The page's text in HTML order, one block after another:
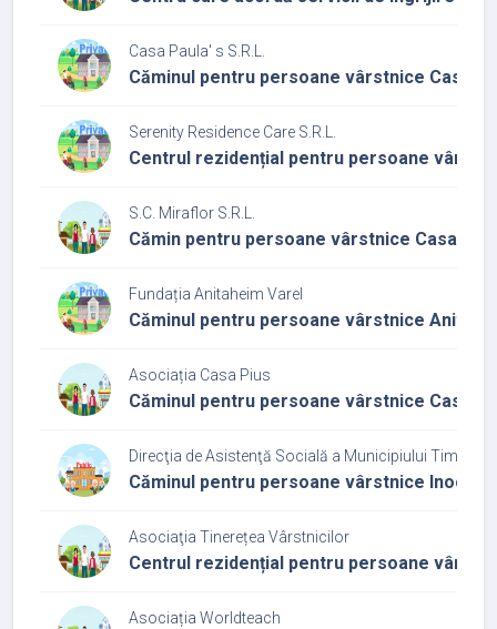
Casa Paula' s S.R.L.
Căminul pentru persoane vârstnice Casa
Serenity Residence Care S.R.L.
Centrul rezidențial pentru persoane
S.C. Miraflor S.R.L.
Cămin pentru persoane vârstnice Casa
Fundația Anitaheim Varel
Căminul pentru persoane vârstnice
Asociația Casa Pius
Căminul pentru persoane vârstnice Casa
Direcţia de Asistenţă Socială a Municipiului
Căminul pentru persoane vârstnice
Asociaţia Tinerețea Vârstnicilor
Centrul rezidențial pentru persoane
Asociația Worldteach